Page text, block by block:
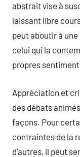
abstrait vise à
laissant libre
peut aboutir à
celui qui la
propres
Appréciation et
des débats
façons. Pour
contraintes de la
d’autres, il peut